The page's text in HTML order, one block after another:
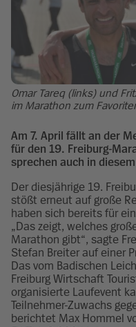
Omar Tareq (links) und
im Marathon zum
Am 7. April fällt an der
für den 19. Freiburg-
sprechen auch in
Der diesjährige 19.
stößt erneut auf große
haben sich bereits für
„Das zeigt, welches
Marathon gibt“, sagte
Stefan Breiter auf einer
Das vom Badischen
Freiburg Wirtschaft
organisierte Laufevent
Teilnehmer-Zuwachs
berichtet Max Hommel